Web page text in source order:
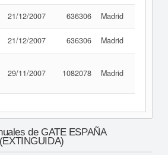
21/12/2007 636306 Madrid
21/12/2007 636306 Madrid
29/11/2007 1082078 Madrid
de GATE ESPAÑA